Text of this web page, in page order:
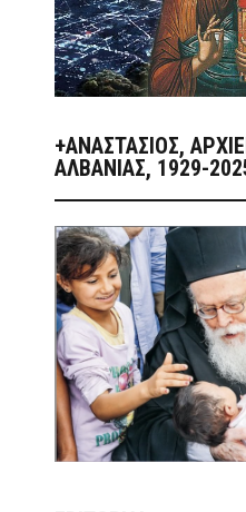
+ΑΝΑΣΤΆΣΙΟΣ,
ΑΛΒΑΝΊΑΣ, 1929-